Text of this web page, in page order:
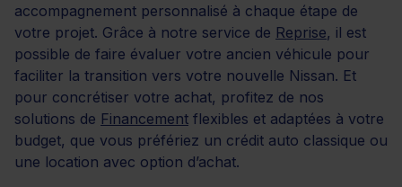
accompagnement personnalisé à chaque étape de
votre projet. Grâce à notre service de Reprise, il est
possible de faire évaluer votre ancien véhicule pour
faciliter la transition vers votre nouvelle Nissan. Et
pour concrétiser votre achat, profitez de nos
solutions de Financement flexibles et adaptées à votre
budget, que vous préfériez un crédit auto classique ou
une location avec option d’achat.